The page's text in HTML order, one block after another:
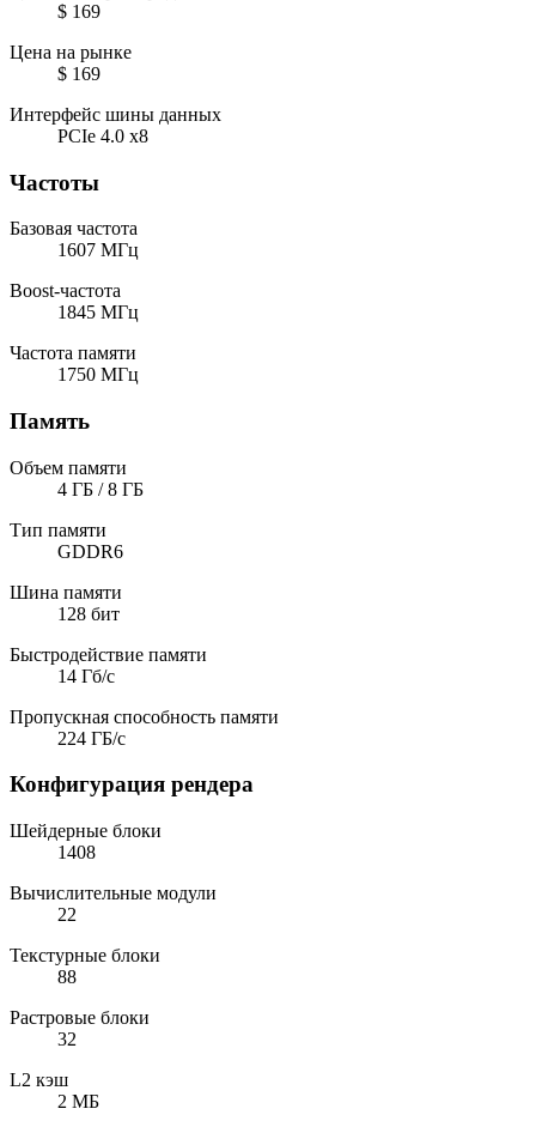
$ 169
Цена на рынке
$ 169
Интерфейс шины данных
PCIe 4.0 x8
Частоты
Базовая частота
1607 МГц
Boost-частота
1845 МГц
Частота памяти
1750 МГц
Память
Объем памяти
4 ГБ / 8 ГБ
Тип памяти
GDDR6
Шина памяти
128 бит
Быстродействие памяти
14 Гб/с
Пропускная способность памяти
224 ГБ/с
Конфигурация рендера
Шейдерные блоки
1408
Вычислительные модули
22
Текстурные блоки
88
Растровые блоки
32
L2 кэш
2 МБ